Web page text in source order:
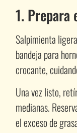
1. Prepara
Salpimienta
bandeja para
crocante,
Una vez listo,
medianas.
el exceso de